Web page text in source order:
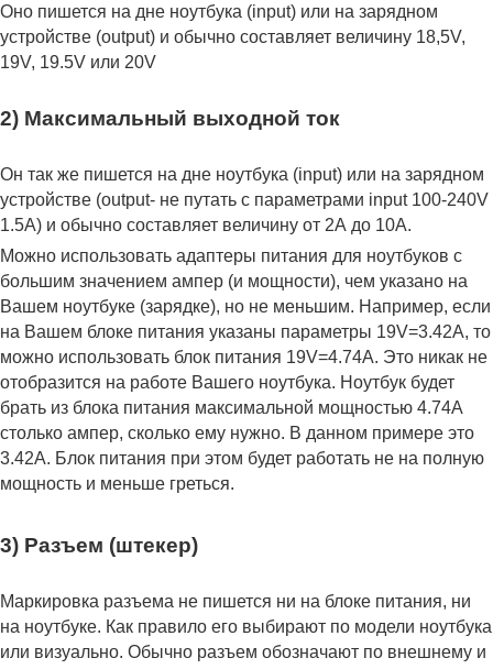
Оно пишется на дне ноутбука (input) или на зарядном
устройстве (output) и обычно составляет величину 18,5V,
19V, 19.5V или 20V
2) Максимальный выходной ток
Он так же пишется на дне ноутбука (input) или на зарядном
устройстве (output- не путать с параметрами input 100-240V
1.5A) и обычно составляет величину от 2А до 10A.
Можно использовать адаптеры питания для ноутбуков с
большим значением ампер (и мощности), чем указано на
Вашем ноутбуке (зарядке), но не меньшим. Например, если
на Вашем блоке питания указаны параметры 19V=3.42A, то
можно использовать блок питания 19V=4.74A. Это никак не
отобразится на работе Вашего ноутбука. Ноутбук будет
брать из блока питания максимальной мощностью 4.74А
столько ампер, сколько ему нужно. В данном примере это
3.42А. Блок питания при этом будет работать не на полную
мощность и меньше греться.
3) Разъем (штекер)
Маркировка разъема не пишется ни на блоке питания, ни
на ноутбуке. Как правило его выбирают по модели ноутбука
или визуально. Обычно разъем обозначают по внешнему и